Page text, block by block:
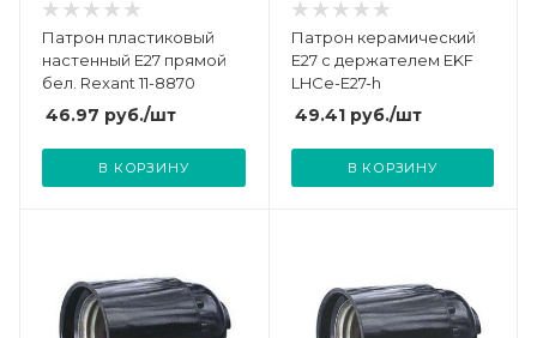
Патрон пластиковый
настенный Е27 прямой
бел. Rexant 11-8870
46.97 руб./шт
В КОРЗИНУ
Патрон керамический
E27 с держателем EKF
LHCe-E27-h
49.41руб./шт
В КОРЗИНУ